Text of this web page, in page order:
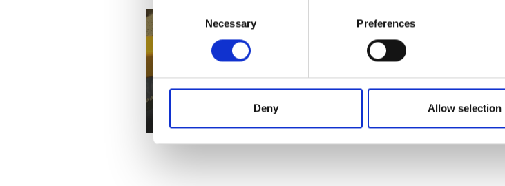
Consent
Necessary Preferences
Deny Allow selection